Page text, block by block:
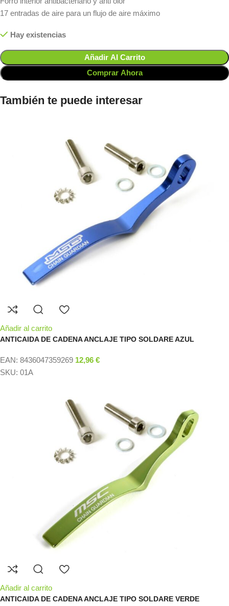
17 entradas de aire para un flujo de aire máximo
Hay existencias
Añadir Al Carrito
Comprar Ahora
También te puede interesar
Añadir al carrito
ANTICAIDA DE CADENA ANCLAJE TIPO SOLDARE AZUL
EAN: 8436047359269 12,96 €
SKU: 01A
Añadir al carrito
ANTICAIDA DE CADENA ANCLAJE TIPO SOLDARE VERDE